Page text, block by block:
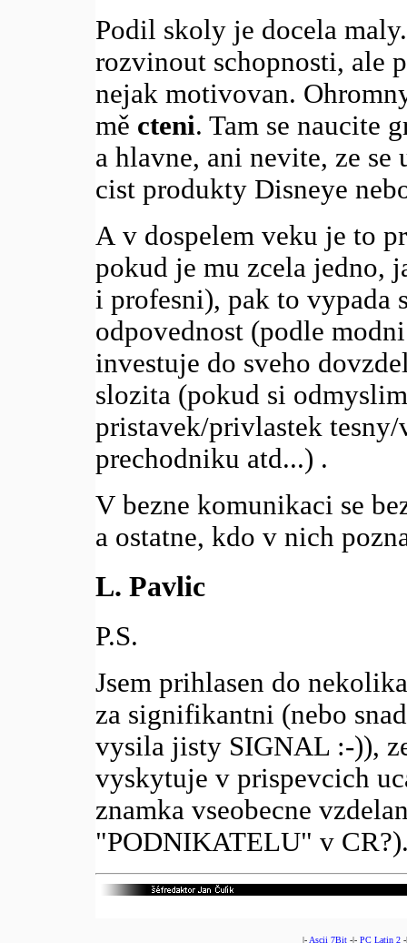
Podil skoly je docela
rozvinout schopnosti, ale
nejak motivovan.
mě cteni. Tam se naucite
a hlavne, ani nevite, ze se
cist produkty Disneye
A v dospelem veku je to
pokud je mu zcela jedno,
i profesni), pak to vypada
odpovednost (podle
investuje do sveho
slozita (pokud si
pristavek/privlastek
prechodniku atd...) .
V bezne komunikaci se
a ostatne, kdo v nich
L. Pavlic
P.S.
Jsem prihlasen do
za signifikantni (nebo
vysila jisty SIGNAL :-)),
vyskytuje v prispevcich
znamka vseobecne
"PODNIKATELU" v
|- Ascii 7Bit -|- PC Latin 2